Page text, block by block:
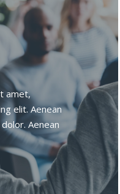
amet,
elit. Aenean
Aenean